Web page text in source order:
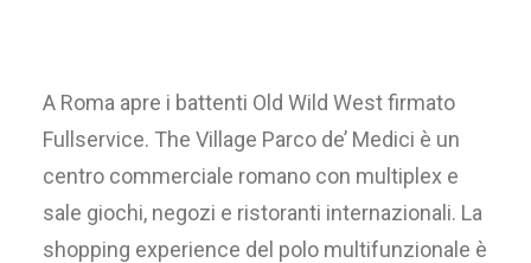
A Roma apre i battenti Old Wild West firmato
Fullservice. The Village Parco de’ Medici è un
centro commerciale romano con multiplex e
sale giochi, negozi e ristoranti internazionali. La
shopping experience del polo multifunzionale è